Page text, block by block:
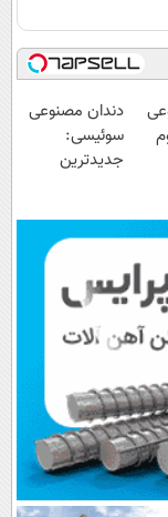
دندان مصنوعی
سوئیسی:
جدیدترین
پرداخت قسطی